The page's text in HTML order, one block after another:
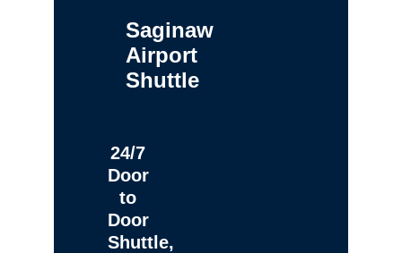
Saginaw
Airport
Shuttle
24/7
Door
to
Door
Shuttle,